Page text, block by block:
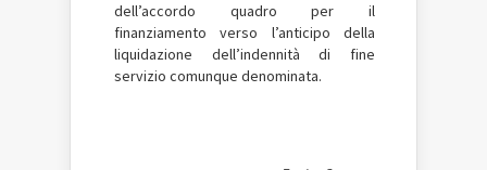
dell’accordo quadro per il
finanziamento verso l’anticipo della
liquidazione dell’indennità di fine
servizio comunque denominata.